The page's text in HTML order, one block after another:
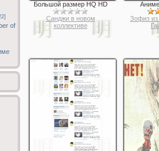
of
Большой размер HQ HD
Санджи в новом
коллективе
Зофиз